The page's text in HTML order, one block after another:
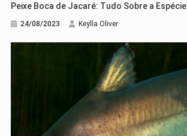
Peixe Boca de Jacaré: Tudo Sobre a Espécie
24/08/2023 Keylla Oliver